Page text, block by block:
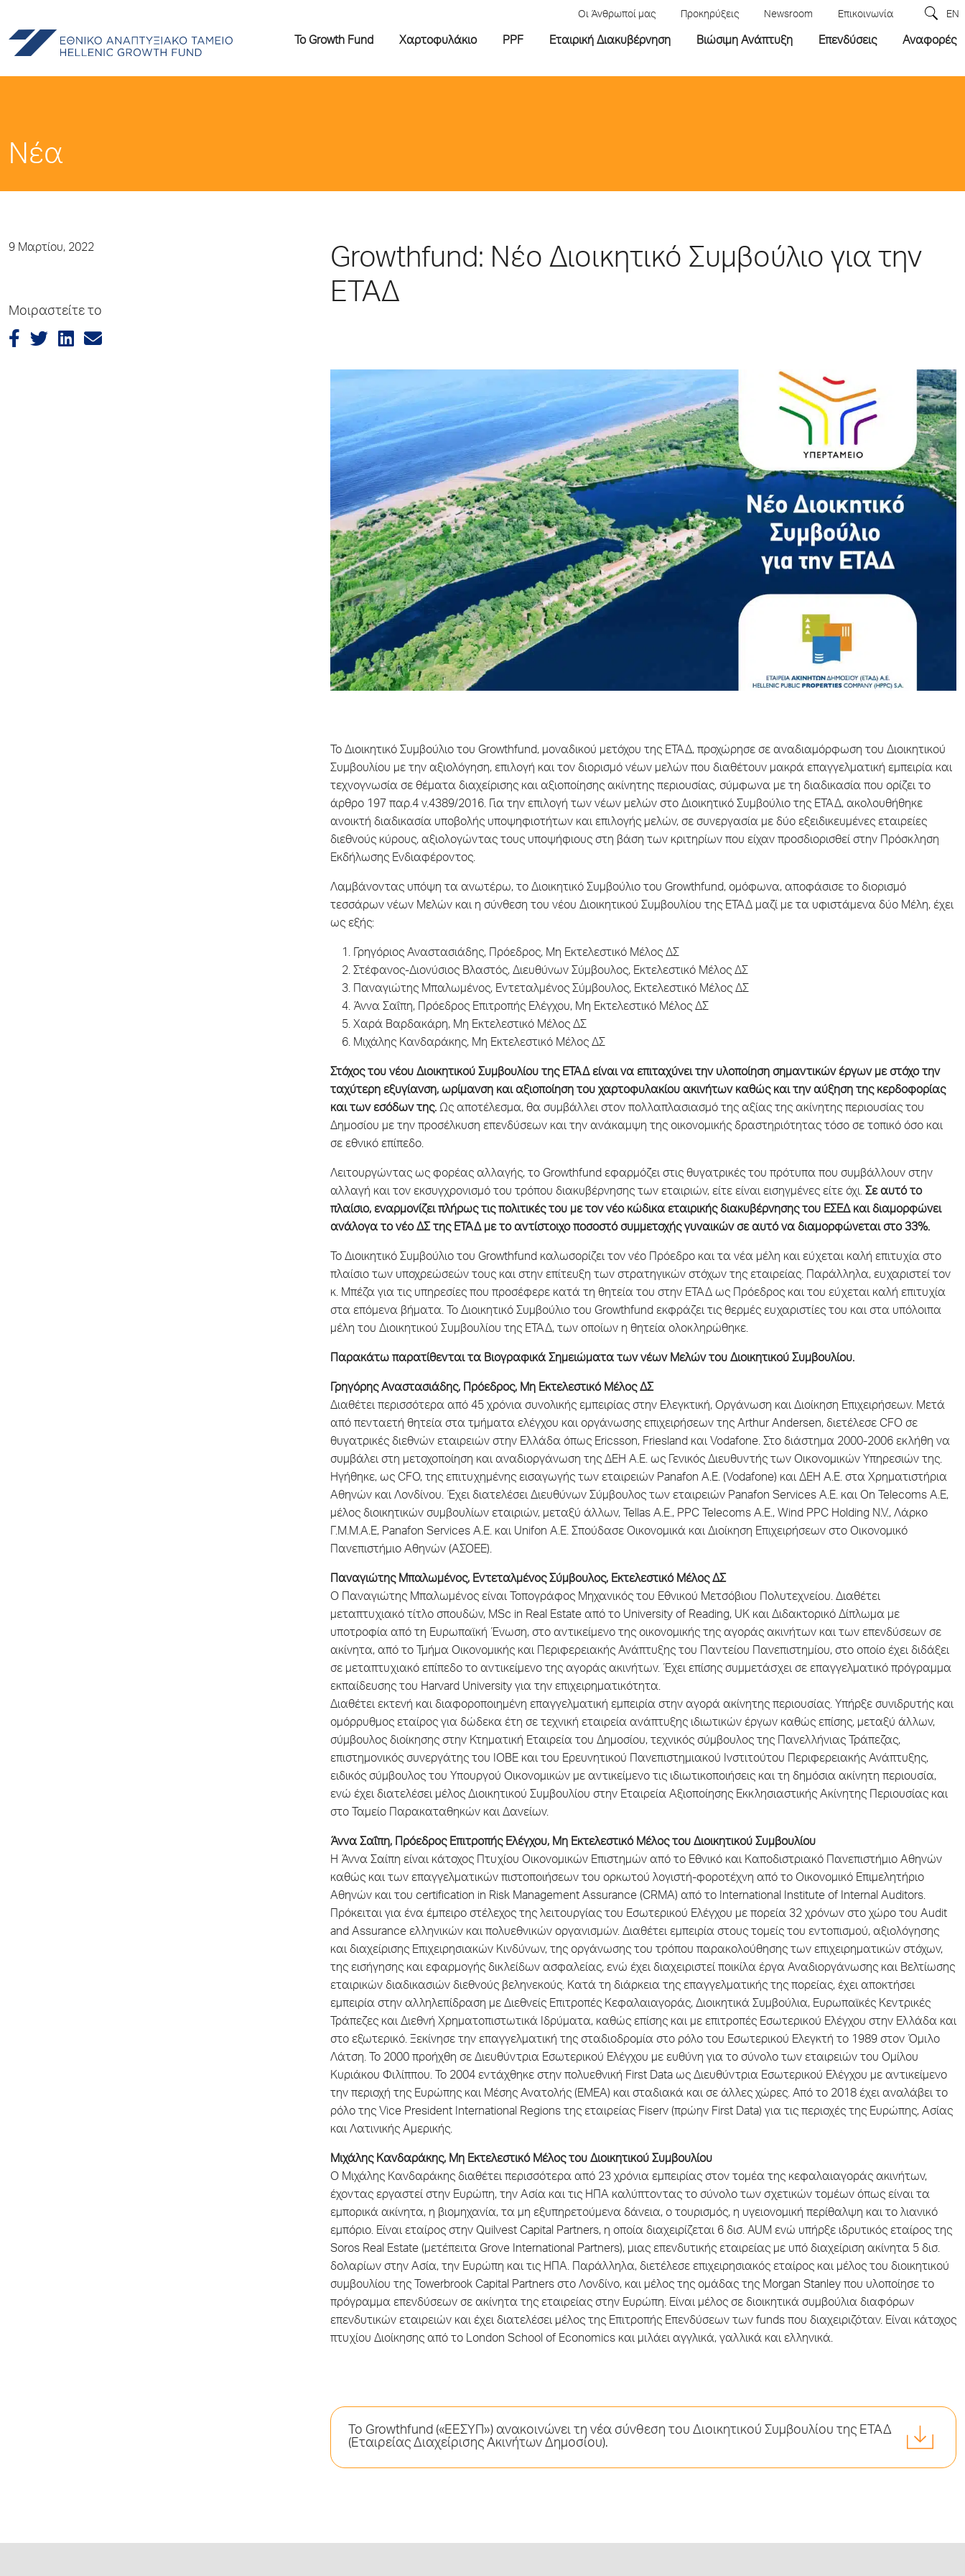
Οι Άνθρωποί μας Προκηρύξεις Newsroom Επικοινωνία EN
Το Growth Fund Χαρτοφυλάκιο PPF Εταιρική Διακυβέρνηση Βιώσιμη Ανάπτυξη Επενδύσεις Αναφορές
Νέα
9 Μαρτίου, 2022
Μοιραστείτε το
Growthfund: Νέο Διοικητικό Συμβούλιο για την
ΕΤΑΔ
Το Διοικητικό Συμβούλιο του Growthfund, μοναδικού μετόχου της ΕΤΑΔ, προχώρησε σε αναδιαμόρφωση του Διοικητικού
Συμβουλίου με την αξιολόγηση, επιλογή και τον διορισμό νέων μελών που διαθέτουν μακρά επαγγελματική εμπειρία και
τεχνογνωσία σε θέματα διαχείρισης και αξιοποίησης ακίνητης περιουσίας, σύμφωνα με τη διαδικασία που ορίζει το
άρθρο 197 παρ.4 ν.4389/2016. Για την επιλογή των νέων μελών στο Διοικητικό Συμβούλιο της ΕΤΑΔ, ακολουθήθηκε
ανοικτή διαδικασία υποβολής υποψηφιοτήτων και επιλογής μελών, σε συνεργασία με δύο εξειδικευμένες εταιρείες
διεθνούς κύρους, αξιολογώντας τους υποψήφιους στη βάση των κριτηρίων που είχαν προσδιορισθεί στην Πρόσκληση
Εκδήλωσης Ενδιαφέροντος.
Λαμβάνοντας υπόψη τα ανωτέρω, το Διοικητικό Συμβούλιο του Growthfund, ομόφωνα, αποφάσισε το διορισμό
τεσσάρων νέων Μελών και η σύνθεση του νέου Διοικητικού Συμβουλίου της ΕΤΑΔ μαζί με τα υφιστάμενα δύο Μέλη, έχει
ως εξής:
Γρηγόριος Αναστασιάδης, Πρόεδρος, Μη Εκτελεστικό Μέλος ΔΣ
Στέφανος-Διονύσιος Βλαστός, Διευθύνων Σύμβουλος, Εκτελεστικό Μέλος ΔΣ
Παναγιώτης Μπαλωμένος, Εντεταλμένος Σύμβουλος, Εκτελεστικό Μέλος ΔΣ
Άννα Σαΐπη, Πρόεδρος Επιτροπής Ελέγχου, Μη Εκτελεστικό Μέλος ΔΣ
Χαρά Βαρδακάρη, Μη Εκτελεστικό Μέλος ΔΣ
Μιχάλης Κανδαράκης, Μη Εκτελεστικό Μέλος ΔΣ
Στόχος του νέου Διοικητικού Συμβουλίου της ΕΤΑΔ είναι να επιταχύνει την υλοποίηση σημαντικών έργων με στόχο την
ταχύτερη εξυγίανση, ωρίμανση και αξιοποίηση του χαρτοφυλακίου ακινήτων καθώς και την αύξηση της κερδοφορίας
και των εσόδων της. Ως αποτέλεσμα, θα συμβάλλει στον πολλαπλασιασμό της αξίας της ακίνητης περιουσίας του
Δημοσίου με την προσέλκυση επενδύσεων και την ανάκαμψη της οικονομικής δραστηριότητας τόσο σε τοπικό όσο και
σε εθνικό επίπεδο.
Λειτουργώντας ως φορέας αλλαγής, το Growthfund εφαρμόζει στις θυγατρικές του πρότυπα που συμβάλλουν στην
αλλαγή και τον εκσυγχρονισμό του τρόπου διακυβέρνησης των εταιριών, είτε είναι εισηγμένες είτε όχι. Σε αυτό το
πλαίσιο, εναρμονίζει πλήρως τις πολιτικές του με τον νέο κώδικα εταιρικής διακυβέρνησης του ΕΣΕΔ και διαμορφώνει
ανάλογα το νέο ΔΣ της ΕΤΑΔ με το αντίστοιχο ποσοστό συμμετοχής γυναικών σε αυτό να διαμορφώνεται στο 33%.
Το Διοικητικό Συμβούλιο του Growthfund καλωσορίζει τον νέο Πρόεδρο και τα νέα μέλη και εύχεται καλή επιτυχία στο
πλαίσιο των υποχρεώσεών τους και στην επίτευξη των στρατηγικών στόχων της εταιρείας. Παράλληλα, ευχαριστεί τον
κ. Μπέζα για τις υπηρεσίες που προσέφερε κατά τη θητεία του στην ΕΤΑΔ ως Πρόεδρος και του εύχεται καλή επιτυχία
στα επόμενα βήματα. Το Διοικητικό Συμβούλιο του Growthfund εκφράζει τις θερμές ευχαριστίες του και στα υπόλοιπα
μέλη του Διοικητικού Συμβουλίου της ΕΤΑΔ, των οποίων η θητεία ολοκληρώθηκε.
Παρακάτω παρατίθενται τα Βιογραφικά Σημειώματα των νέων Μελών του Διοικητικού Συμβουλίου.
Γρηγόρης Αναστασιάδης, Πρόεδρος, Μη Εκτελεστικό Μέλος ΔΣ
Διαθέτει περισσότερα από 45 χρόνια συνολικής εμπειρίας στην Ελεγκτική, Οργάνωση και Διοίκηση Eπιχειρήσεων. Μετά
από πενταετή θητεία στα τμήματα ελέγχου και οργάνωσης επιχειρήσεων της Arthur Andersen, διετέλεσε CFO σε
θυγατρικές διεθνών εταιρειών στην Ελλάδα όπως Ericsson, Friesland και Vodafone. Στο διάστημα 2000-2006 εκλήθη να
συμβάλει στη μετοχοποίηση και αναδιοργάνωση της ΔΕΗ Α.Ε. ως Γενικός Διευθυντής των Οικονομικών Υπηρεσιών της.
Ηγήθηκε, ως CFO, της επιτυχημένης εισαγωγής των εταιρειών Panafon Α.Ε. (Vodafone) και ΔΕΗ Α.Ε. στα Χρηματιστήρια
Αθηνών και Λονδίνου. Έχει διατελέσει Διευθύνων Σύμβουλος των εταιρειών Panafon Services A.E. και On Telecoms Α.Ε,
μέλος διοικητικών συμβουλίων εταιριών, μεταξύ άλλων, Tellas Α.Ε., PPC Telecoms Α.Ε., Wind PPC Holding N.V., Λάρκο
Γ.Μ.Μ.Α.Ε, Panafon Services A.E. και Unifon Α.Ε. Σπούδασε Οικονομικά και Διοίκηση Επιχειρήσεων στο Οικονομικό
Πανεπιστήμιο Αθηνών (ΑΣΟΕΕ).
Παναγιώτης Μπαλωμένος, Εντεταλμένος Σύμβουλος, Εκτελεστικό Μέλος ΔΣ
Ο Παναγιώτης Μπαλωμένος είναι Τοπογράφος Μηχανικός του Εθνικού Μετσόβιου Πολυτεχνείου. Διαθέτει
μεταπτυχιακό τίτλο σπουδών, MSc in Real Estate από το University of Reading, UK και Διδακτορικό Δίπλωμα με
υποτροφία από τη Ευρωπαϊκή Ένωση, στο αντικείμενο της οικονομικής της αγοράς ακινήτων και των επενδύσεων σε
ακίνητα, από το Τμήμα Οικονομικής και Περιφερειακής Ανάπτυξης του Παντείου Πανεπιστημίου, στο οποίο έχει διδάξει
σε μεταπτυχιακό επίπεδο το αντικείμενο της αγοράς ακινήτων. Έχει επίσης συμμετάσχει σε επαγγελματικό πρόγραμμα
εκπαίδευσης του Harvard University για την επιχειρηματικότητα.
Διαθέτει εκτενή και διαφοροποιημένη επαγγελματική εμπειρία στην αγορά ακίνητης περιουσίας. Υπήρξε συνιδρυτής και
ομόρρυθμος εταίρος για δώδεκα έτη σε τεχνική εταιρεία ανάπτυξης ιδιωτικών έργων καθώς επίσης, μεταξύ άλλων,
σύμβουλος διοίκησης στην Κτηματική Εταιρεία του Δημοσίου, τεχνικός σύμβουλος της Πανελλήνιας Τράπεζας,
επιστημονικός συνεργάτης του ΙΟΒΕ και του Ερευνητικού Πανεπιστημιακού Ινστιτούτου Περιφερειακής Ανάπτυξης,
ειδικός σύμβουλος του Υπουργού Οικονομικών με αντικείμενο τις ιδιωτικοποιήσεις και τη δημόσια ακίνητη περιουσία,
ενώ έχει διατελέσει μέλος Διοικητικού Συμβουλίου στην Εταιρεία Αξιοποίησης Εκκλησιαστικής Ακίνητης Περιουσίας και
στο Ταμείο Παρακαταθηκών και Δανείων.
Άννα Σαΐπη, Πρόεδρος Επιτροπής Ελέγχου, Μη Εκτελεστικό Μέλος του Διοικητικού Συμβουλίου
Η Άννα Σαίπη είναι κάτοχος Πτυχίου Οικονομικών Επιστημών από το Εθνικό και Καποδιστριακό Πανεπιστήμιο Αθηνών
καθώς και των επαγγελματικών πιστοποιήσεων του ορκωτού λογιστή-φοροτέχνη από το Οικονομικό Επιμελητήριο
Αθηνών και του certification in Risk Management Assurance (CRMA) από το International Institute of Internal Auditors.
Πρόκειται για ένα έμπειρο στέλεχος της λειτουργίας του Εσωτερικού Ελέγχου με πορεία 32 χρόνων στο χώρο του Audit
and Assurance ελληνικών και πολυεθνικών οργανισμών. Διαθέτει εμπειρία στους τομείς του εντοπισμού, αξιολόγησης
και διαχείρισης Επιχειρησιακών Κινδύνων, της οργάνωσης του τρόπου παρακολούθησης των επιχειρηματικών στόχων,
της εισήγησης και εφαρμογής δικλείδων ασφαλείας, ενώ έχει διαχειριστεί ποικίλα έργα Αναδιοργάνωσης και Βελτίωσης
εταιρικών διαδικασιών διεθνούς βεληνεκούς. Κατά τη διάρκεια της επαγγελματικής της πορείας, έχει αποκτήσει
εμπειρία στην αλληλεπίδραση με Διεθνείς Επιτροπές Κεφαλαιαγοράς, Διοικητικά Συμβούλια, Ευρωπαϊκές Κεντρικές
Τράπεζες και Διεθνή Χρηματοπιστωτικά Ιδρύματα, καθώς επίσης και με επιτροπές Εσωτερικού Ελέγχου στην Ελλάδα και
στο εξωτερικό. Ξεκίνησε την επαγγελματική της σταδιοδρομία στο ρόλο του Εσωτερικού Ελεγκτή το 1989 στον Όμιλο
Λάτση. Το 2000 προήχθη σε Διευθύντρια Εσωτερικού Ελέγχου με ευθύνη για το σύνολο των εταιρειών του Ομίλου
Κυριάκου Φιλίππου. Το 2004 εντάχθηκε στην πολυεθνική First Data ως Διευθύντρια Εσωτερικού Ελέγχου με αντικείμενο
την περιοχή της Ευρώπης και Μέσης Ανατολής (EMEA) και σταδιακά και σε άλλες χώρες. Από το 2018 έχει αναλάβει το
ρόλο της Vice President International Regions της εταιρείας Fiserv (πρώην First Data) για τις περιοχές της Ευρώπης, Ασίας
και Λατινικής Αμερικής.
Μιχάλης Κανδαράκης, Μη Εκτελεστικό Μέλος του Διοικητικού Συμβουλίου
Ο Μιχάλης Κανδαράκης διαθέτει περισσότερα από 23 χρόνια εμπειρίας στον τομέα της κεφαλαιαγοράς ακινήτων,
έχοντας εργαστεί στην Ευρώπη, την Ασία και τις ΗΠΑ καλύπτοντας το σύνολο των σχετικών τομέων όπως είναι τα
εμπορικά ακίνητα, η βιομηχανία, τα μη εξυπηρετούμενα δάνεια, ο τουρισμός, η υγειονομική περίθαλψη και το λιανικό
εμπόριο. Είναι εταίρος στην Quilvest Capital Partners, η οποία διαχειρίζεται 6 δισ. AUM ενώ υπήρξε ιδρυτικός εταίρος της
Soros Real Estate (μετέπειτα Grove International Partners), μιας επενδυτικής εταιρείας με υπό διαχείριση ακίνητα 5 δισ.
δολαρίων στην Ασία, την Ευρώπη και τις ΗΠΑ. Παράλληλα, διετέλεσε επιχειρησιακός εταίρος και μέλος του διοικητικού
συμβουλίου της Towerbrook Capital Partners στο Λονδίνο, και μέλος της ομάδας της Morgan Stanley που υλοποίησε το
πρόγραμμα επενδύσεων σε ακίνητα της εταιρείας στην Ευρώπη. Είναι μέλος σε διοικητικά συμβούλια διαφόρων
επενδυτικών εταιρειών και έχει διατελέσει μέλος της Επιτροπής Επενδύσεων των funds που διαχειριζόταν. Είναι κάτοχος
πτυχίου Διοίκησης από το London School of Economics και μιλάει αγγλικά, γαλλικά και ελληνικά.
Το Growthfund («ΕΕΣΥΠ») ανακοινώνει τη νέα σύνθεση του Διοικητικού Συμβουλίου της ΕΤΑΔ
(Εταιρείας Διαχείρισης Ακινήτων Δημοσίου).